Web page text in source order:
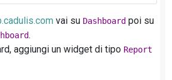
vai su Dashboard poi su
.
aggiungi un widget di tipo Report